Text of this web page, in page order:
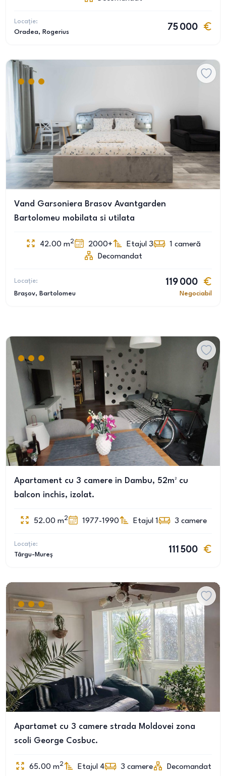
Locație:
Oradea, Rogerius
75 000
Vand Garsoniera Brasov Avantgarden
Bartolomeu mobilata si utilata
42.00 m2 2000+ Etajul 3 1 cameră
Decomandat
Locație:
Brașov, Bartolomeu
119 000
Negociabil
Apartament cu 3 camere in Dambu, 52m² cu
balcon inchis, izolat.
52.00 m2 1977-1990 Etajul 1 3 camere
Locație:
Târgu-Mureș
111 500
Apartamet cu 3 camere strada Moldovei zona
scoli George Cosbuc.
65.00 m2 Etajul 4 3 camere Decomandat